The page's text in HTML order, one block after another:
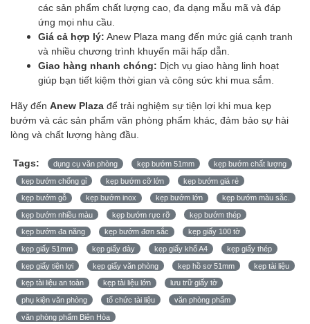
các sản phẩm chất lượng cao, đa dạng mẫu mã và đáp
ứng mọi nhu cầu.
Giá cả hợp lý: Anew Plaza mang đến mức giá cạnh tranh
và nhiều chương trình khuyến mãi hấp dẫn.
Giao hàng nhanh chóng: Dịch vụ giao hàng linh hoạt
giúp bạn tiết kiệm thời gian và công sức khi mua sắm.
Hãy đến Anew Plaza để trải nghiệm sự tiện lợi khi mua kẹp
bướm và các sản phẩm văn phòng phẩm khác, đảm bảo sự hài
lòng và chất lượng hàng đầu.
Tags: dụng cụ văn phòng kẹp bướm 51mm kẹp bướm chất lượng
kẹp bướm chống gỉ kẹp bướm cỡ lớn kẹp bướm giá rẻ
kẹp bướm gỗ kẹp bướm inox kẹp bướm lớn kẹp bướm màu sắc.
kẹp bướm nhiều màu kẹp bướm rực rỡ kẹp bướm thép
kẹp bướm đa năng kẹp bướm đơn sắc kẹp giấy 100 tờ
kẹp giấy 51mm kẹp giấy dày kẹp giấy khổ A4 kẹp giấy thép
kẹp giấy tiện lợi kẹp giấy văn phòng kẹp hồ sơ 51mm kẹp tài liệu
kẹp tài liệu an toàn kẹp tài liệu lớn lưu trữ giấy tờ
phụ kiện văn phòng tổ chức tài liệu văn phòng phẩm
văn phòng phẩm Biên Hòa